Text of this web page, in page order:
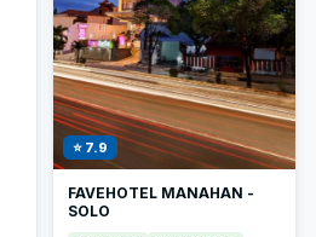
⭐ 7.9
FAVEHOTEL MANAHAN -
SOLO